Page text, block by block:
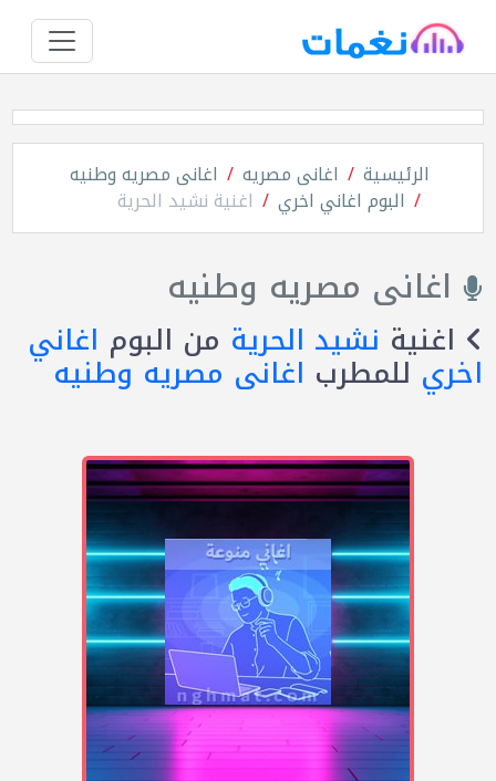
الرئيسية اغانى مصريه اغانى مصريه وطنيه
البوم اغاني اخري اغنية نشيد الحرية
اغانى مصريه وطنيه
اغنية نشيد الحرية من البوم اغاني
اخري للمطرب اغانى مصريه وطنيه